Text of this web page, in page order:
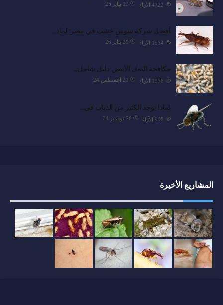
13 يناير 25 الآراء
أفضل شركة سوس خشب في مصر: لماذ…
29 يناير 26 الآراء
مكافحة النمل الأبيض: دليل شامل…
21 أغسطس 24 الآراء
لماذا يوجد الكثير من الذباب في…
26 نوفمبر 24 الآراء
المشاريع الأخيرة